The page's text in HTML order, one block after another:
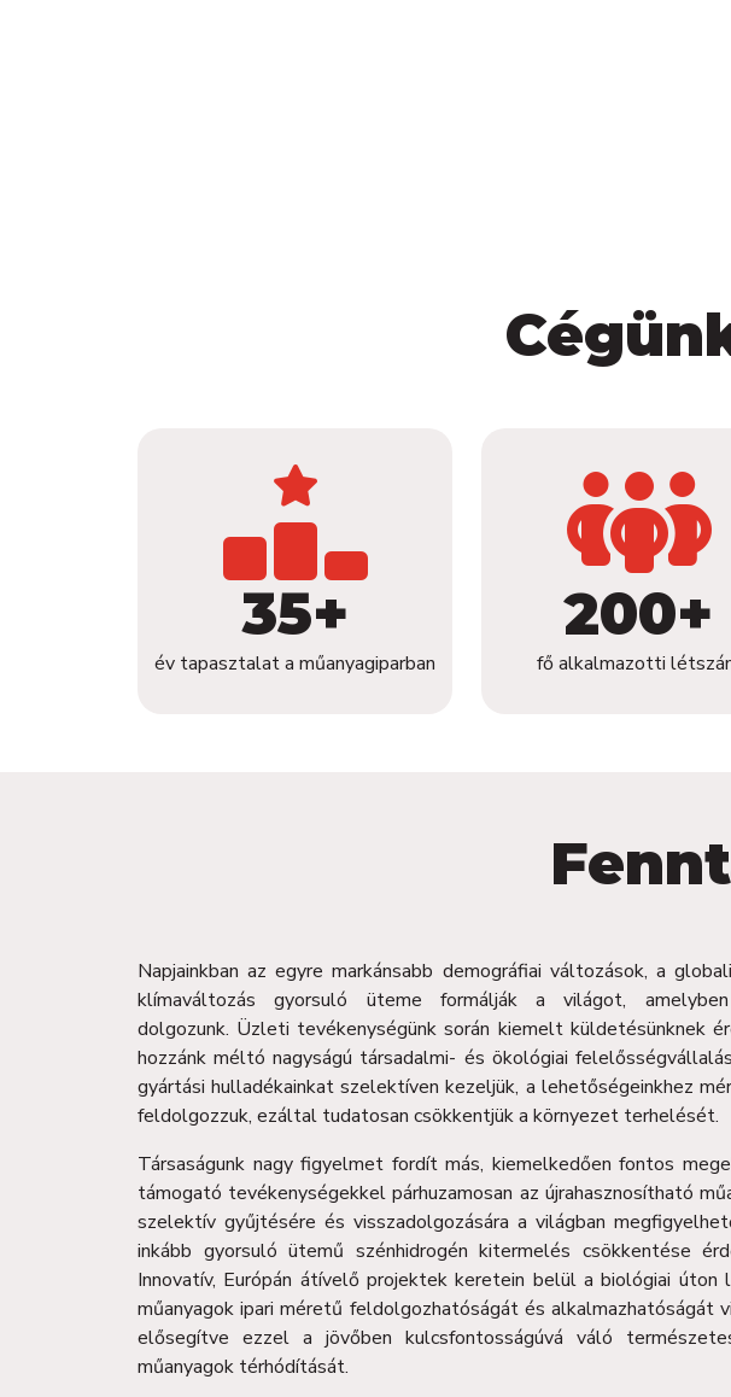
35+
év tapasztalat a műanyagiparban
200+
fő alkalmazotti
Napjainkban az egyre markánsabb demográfiai változások, a
klímaváltozás gyorsuló üteme formálják a világot,
dolgozunk. Üzleti tevékenységünk során kiemelt küldetésünknek
hozzánk méltó nagyságú társadalmi- és ökológiai
gyártási hulladékainkat szelektíven kezeljük, a lehetőségeinkhez
feldolgozzuk, ezáltal tudatosan csökkentjük a környezet terhelését.
Társaságunk nagy figyelmet fordít más, kiemelkedően fontos
támogató tevékenységekkel párhuzamosan az újrahasznosítható
szelektív gyűjtésére és visszadolgozására a világban
inkább gyorsuló ütemű szénhidrogén kitermelés csökkentése
Innovatív, Európán átívelő projektek keretein belül a biológiai úton
műanyagok ipari méretű feldolgozhatóságát és alkalmazhatóságát
elősegítve ezzel a jövőben kulcsfontosságúvá váló
műanyagok térhódítását.